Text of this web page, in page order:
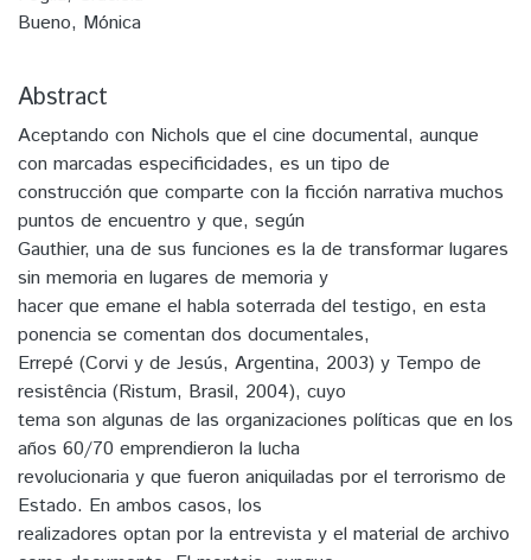
Bueno, Mónica
Abstract
Aceptando con Nichols que el cine documental, aunque
con marcadas especificidades, es un tipo de
construcción que comparte con la ficción narrativa muchos
puntos de encuentro y que, según
Gauthier, una de sus funciones es la de transformar lugares
sin memoria en lugares de memoria y
hacer que emane el habla soterrada del testigo, en esta
ponencia se comentan dos documentales,
Errepé (Corvi y de Jesús, Argentina, 2003) y Tempo de
resistência (Ristum, Brasil, 2004), cuyo
tema son algunas de las organizaciones políticas que en los
años 60/70 emprendieron la lucha
revolucionaria y que fueron aniquiladas por el terrorismo de
Estado. En ambos casos, los
realizadores optan por la entrevista y el material de archivo